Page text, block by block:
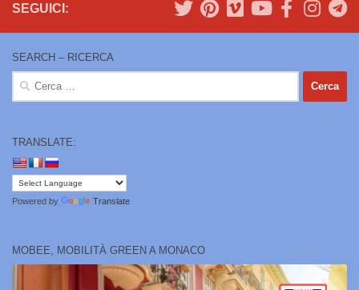
SEGUICI:
SEARCH – RICERCA
Ricerca
TRANSLATE:
Powered by Translate
MOBEE, MOBILITÀ GREEN A MONACO